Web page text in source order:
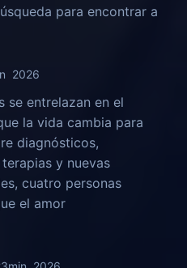
para encontrar a
2026
se entrelazan en el
la vida cambia para
diagnósticos,
y nuevas
cuatro personas
el amor